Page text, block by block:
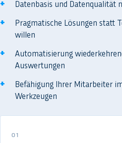
Datenbasis und Datenqualität
Pragmatische Lösungen statt
willen
Automatisierung
Auswertungen
Befähigung Ihrer Mitarbeiter
Werkzeugen
01